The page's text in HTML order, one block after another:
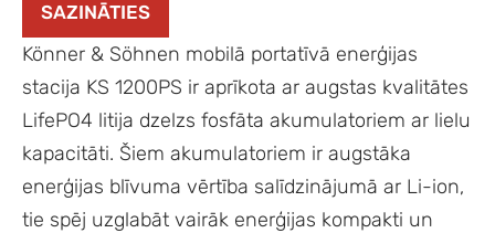
SAZINĀTIES
Könner & Söhnen mobilā portatīvā enerģijas
stacija KS 1200PS ir aprīkota ar augstas kvalitātes
LifePO4 litija dzelzs fosfāta akumulatoriem ar lielu
kapacitāti. Šiem akumulatoriem ir augstāka
enerģijas blīvuma vērtība salīdzinājumā ar Li-ion,
tie spēj uzglabāt vairāk enerģijas kompakti un